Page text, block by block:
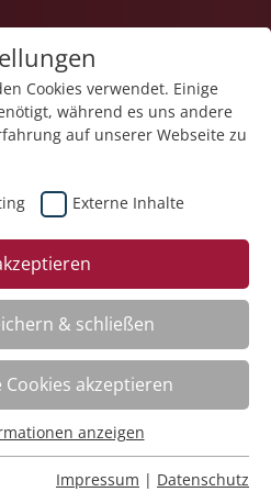
/
/
Cookies verwendet. Einige
während es uns andere
auf unserer Webseite zu
Externe Inhalte
& schließen
akzeptieren
für grundlegende Funktionen
anzeigen
Impressum | Datenschutz